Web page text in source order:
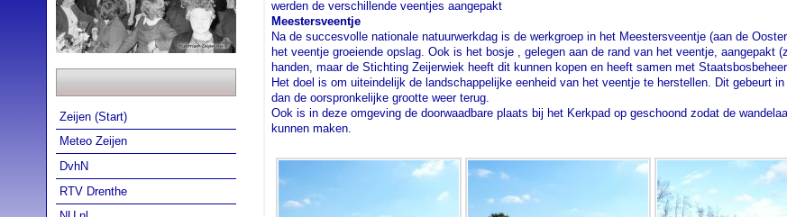
Zeijen (Start)
Meteo Zeijen
DvhN
RTV Drenthe
werden de verschillende veentjes aangepakt
Meestersveentje
Na de succesvolle nationale natuurwerkdag is de werkgroep in het Meestersveentje (aan de
het veentje groeiende opslag. Ook is het bosje , gelegen aan de rand van het veentje, aangepakt
handen, maar de Stichting Zeijerwiek heeft dit kunnen kopen en heeft samen met
Het doel is om uiteindelijk de landschappelijke eenheid van het veentje te herstellen. Dit gebeurt
dan de oorspronkelijke grootte weer terug.
Ook is in deze omgeving de doorwaadbare plaats bij het Kerkpad op geschoond zodat de
kunnen maken.